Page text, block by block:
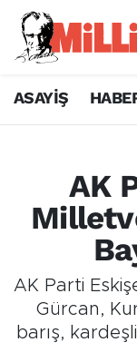
ASAYİŞ
AK
AK Parti
Gürcan,
barış,